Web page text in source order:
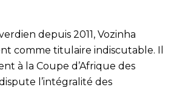
depuis 2011, Vozinha
comme titulaire indiscutable. Il
à la Coupe d’Afrique des
l’intégralité des